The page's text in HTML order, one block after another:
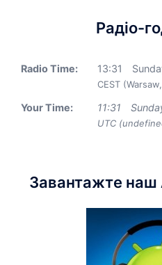
Радіо-
Radio Time: 13:31
CEST
Your Time: 11:31
UTC
Завантажте наш